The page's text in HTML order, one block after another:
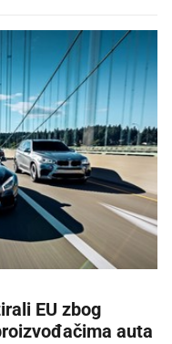
EU zbog
auta